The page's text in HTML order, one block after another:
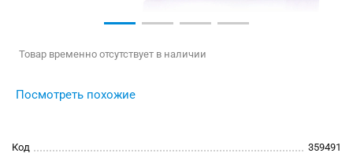
Товар временно отсутствует в наличии
Посмотреть похожие
Код
359491